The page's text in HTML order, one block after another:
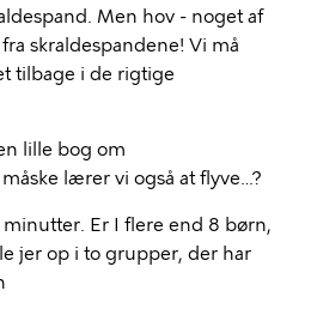
Men hov - noget af
skraldespandene! Vi må
tilbage i de rigtige
lille bog om
lærer vi også at flyve…?
minutter. Er I flere end 8 børn,
jer op i to grupper, der har